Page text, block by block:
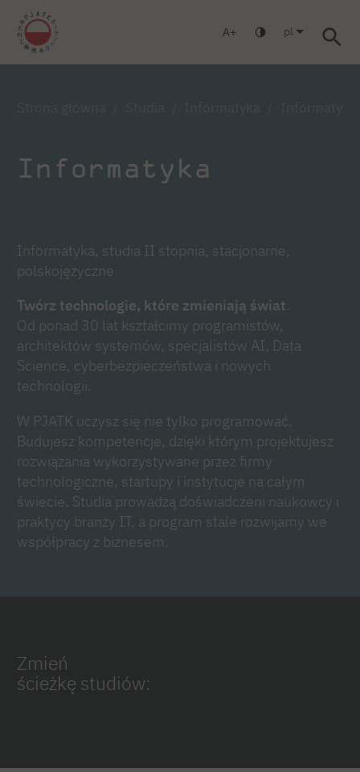
Warszawa Gdańsk Liceum Studia podyplomowe
A pl
Informatyka
Informatyka, studia II stopnia, stacjonarne,
polskojęzyczne
Twórz technologie, które zmieniają świat.
Od ponad 30 lat kształcimy programistów,
architektów systemów, specjalistów AI, Data
Science, cyberbezpieczeństwa i nowych
technologii.
W PJATK uczysz się nie tylko programować.
Budujesz kompetencje, dzięki którym projektujesz
rozwiązania wykorzystywane przez firmy
technologiczne, startupy i instytucje na całym
świecie. Studia prowadzą doświadczeni naukowcy i
praktycy branży IT, a program stale rozwijamy we
współpracy z biznesem.
Zmień
ścieżkę studiów: